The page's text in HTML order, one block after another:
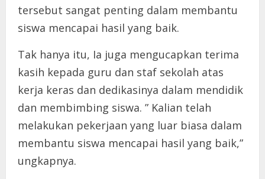
tersebut sangat penting dalam membantu
siswa mencapai hasil yang baik.
Tak hanya itu, Ia juga mengucapkan terima
kasih kepada guru dan staf sekolah atas
kerja keras dan dedikasinya dalam mendidik
dan membimbing siswa. ” Kalian telah
melakukan pekerjaan yang luar biasa dalam
membantu siswa mencapai hasil yang baik,”
ungkapnya.